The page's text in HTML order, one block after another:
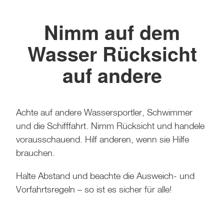
Nimm auf dem
Wasser Rücksicht
auf andere
Achte auf andere Wassersportler, Schwimmer
und die Schifffahrt. Nimm Rücksicht und handele
vorausschauend. Hilf anderen, wenn sie Hilfe
brauchen.
Halte Abstand und beachte die Ausweich- und
Vorfahrtsregeln – so ist es sicher für alle!